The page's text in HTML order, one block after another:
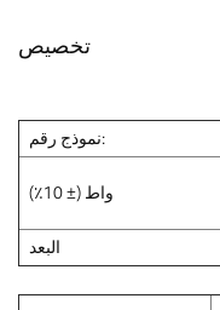
تخصيص
نموذج رقم:
واط (± 10٪)
البعد